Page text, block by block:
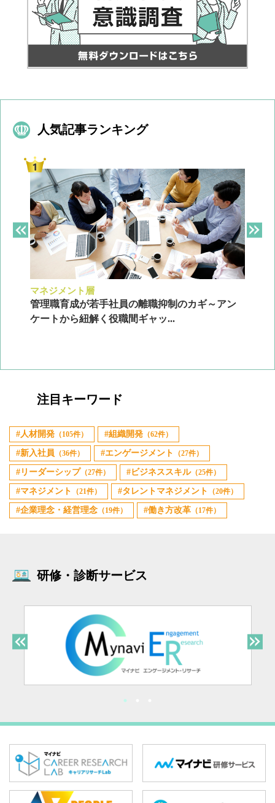
人気記事ランキング
マネジメント層
管理職育成が若手社員の離職抑制のカギ～アン
ケートから紐解く役職間ギャッ...
注目キーワード
人材開発 （105件） 組織開発 （62件）
新入社員 （36件） エンゲージメント （27件）
リーダーシップ（27件） ビジネススキル（25件）
マネジメント （21件） タレントマネジメント （20件）
企業理念・経営理念 （19件） 働き方改革 （17件）
研修・診断サービス